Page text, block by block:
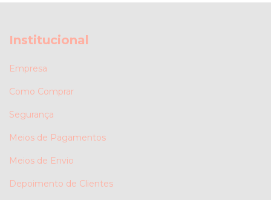
Institucional
Empresa
Como Comprar
Segurança
Meios de Pagamentos
Meios de Envio
Depoimento de Clientes